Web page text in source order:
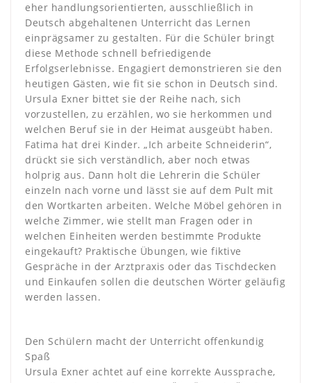
eher handlungsorientierten, ausschließlich in
Deutsch abgehaltenen Unterricht das Lernen
einprägsamer zu gestalten. Für die Schüler bringt
diese Methode schnell befriedigende
Erfolgserlebnisse. Engagiert demonstrieren sie den
heutigen Gästen, wie fit sie schon in Deutsch sind.
Ursula Exner bittet sie der Reihe nach, sich
vorzustellen, zu erzählen, wo sie herkommen und
welchen Beruf sie in der Heimat ausgeübt haben.
Fatima hat drei Kinder. „Ich arbeite Schneiderin“,
drückt sie sich verständlich, aber noch etwas
holprig aus. Dann holt die Lehrerin die Schüler
einzeln nach vorne und lässt sie auf dem Pult mit
den Wortkarten arbeiten. Welche Möbel gehören in
welche Zimmer, wie stellt man Fragen oder in
welchen Einheiten werden bestimmte Produkte
eingekauft? Praktische Übungen, wie fiktive
Gespräche in der Arztpraxis oder das Tischdecken
und Einkaufen sollen die deutschen Wörter geläufig
werden lassen.
Den Schülern macht der Unterricht offenkundig
Spaß
Ursula Exner achtet auf eine korrekte Aussprache,